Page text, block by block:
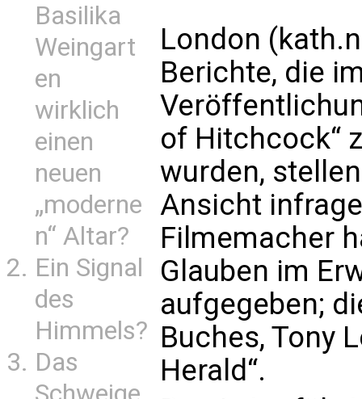
Basilika
Weingart
en
wirklich
einen
neuen
„moderne
n“ Altar?
Ein Signal
des
Himmels?
Das
London
Berichte, die
of Hitchcock“
wurden,
Ansicht
Filmemacher
Glauben im
aufgegeben;
Buches, Tony
Herald“.